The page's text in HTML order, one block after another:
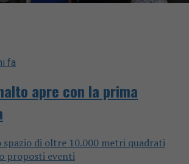
fa
apre con la prima
spazio di oltre 10.000 metri quadrati
proposti eventi